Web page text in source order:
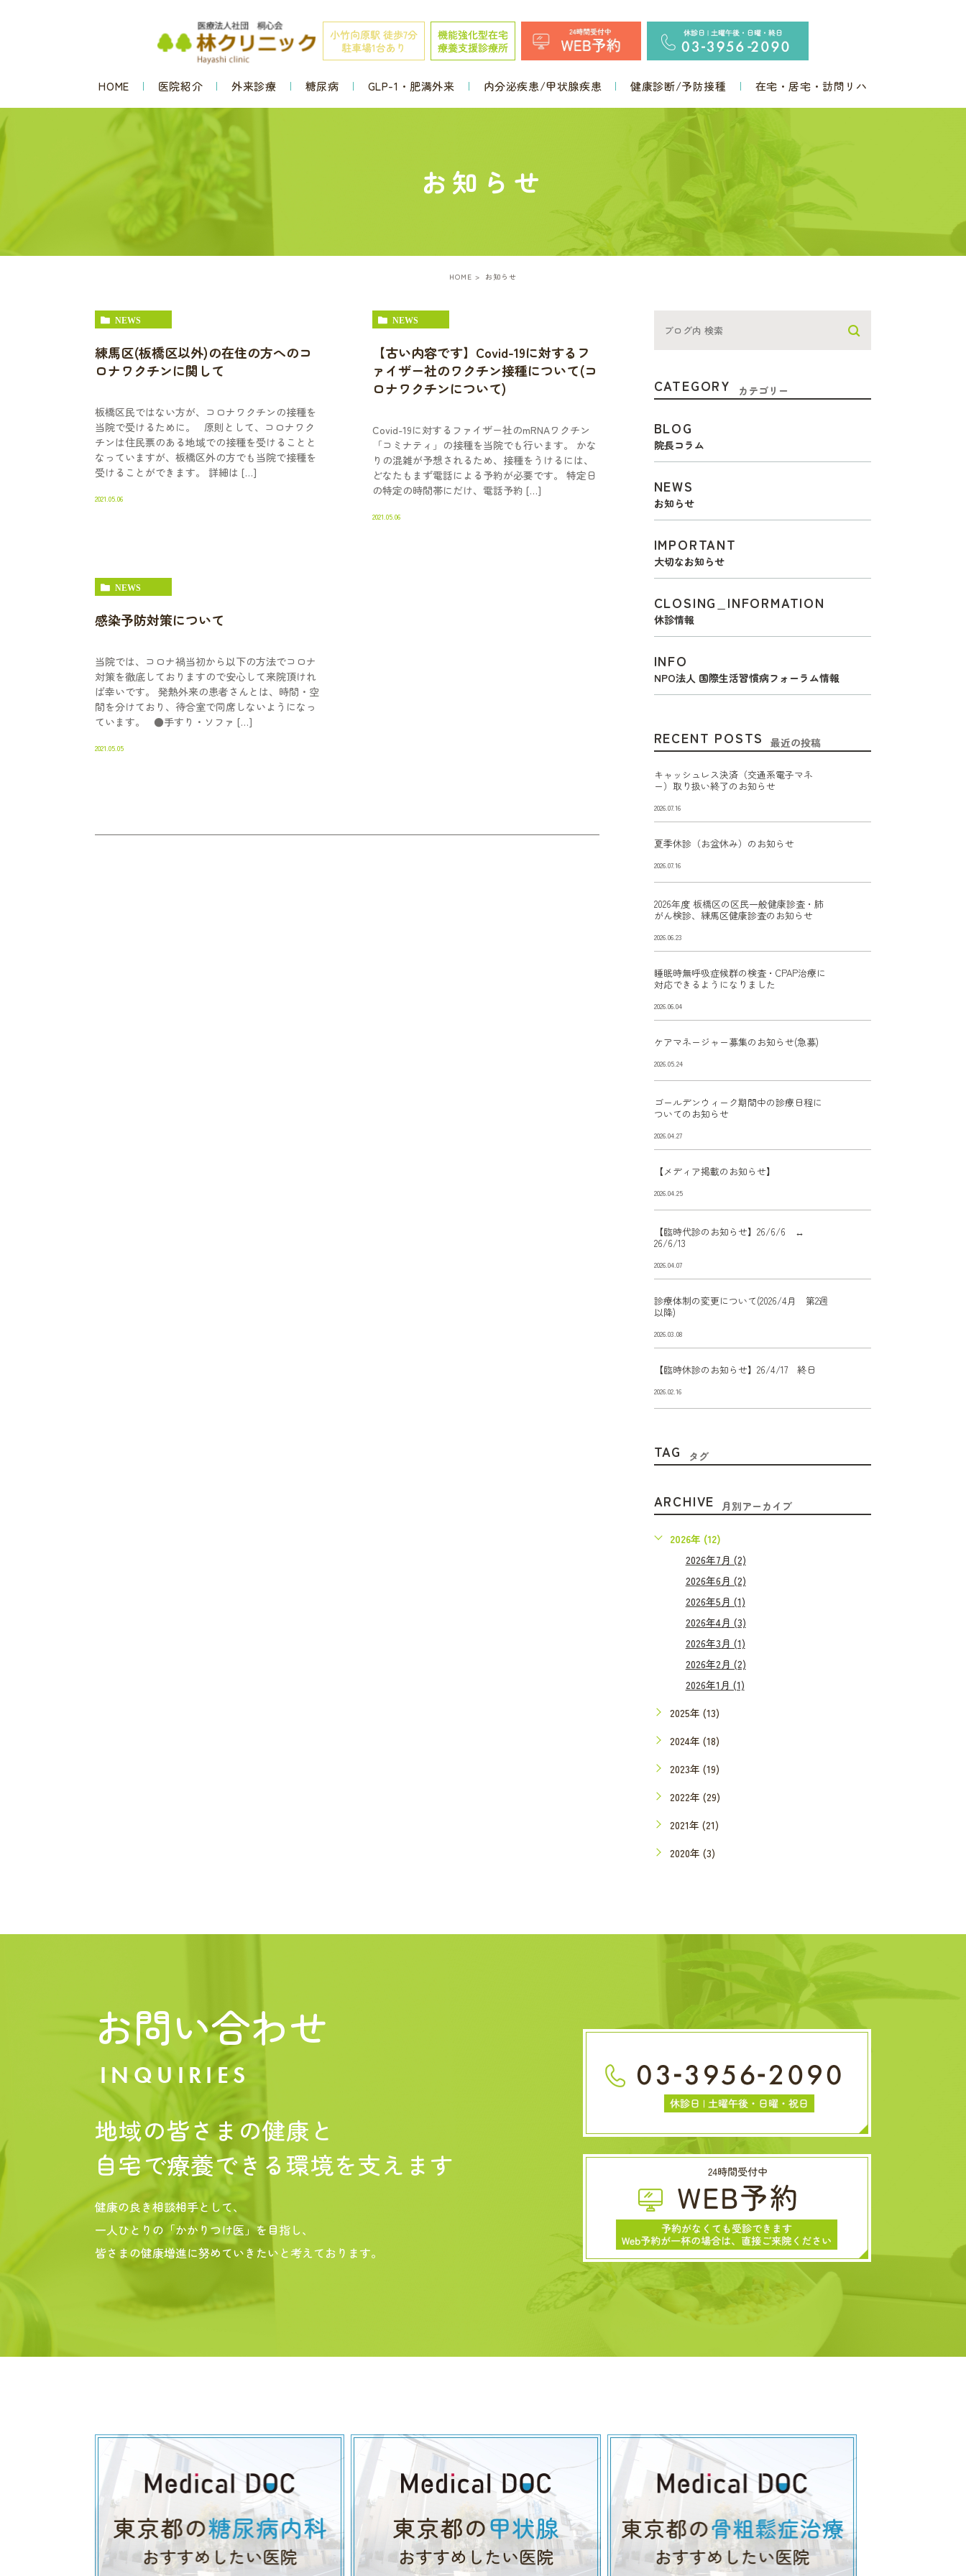
HOME 医院紹介 外来診療 糖尿病 GLP-1・肥満外来 内分泌疾患/甲状腺疾患 健康診断/予防接種 在宅・居宅・訪問リハ
お知らせ
HOME お知らせ
NEWS
練馬区(板橋区以外)の在住の方へのコ
ロナワクチンに関して
板橋区民ではない方が、コロナワクチンの接種を
当院で受けるために。 原則として、コロナワク
チンは住民票のある地域での接種を受けることと
なっていますが、板橋区外の方でも当院で接種を
受けることができます。 詳細は […]
2021.05.06
NEWS
【古い内容です】Covid-19に対するフ
ァイザー社のワクチン接種について(コ
ロナワクチンについて)
Covid-19に対するファイザー社のmRNAワクチン
「コミナティ」の接種を当院でも行います。 かな
りの混雑が予想されるため、接種をうけるには、
どなたもまず電話による予約が必要です。 特定日
の特定の時間帯にだけ、電話予約 […]
2021.05.06
NEWS
感染予防対策について
当院では、コロナ禍当初から以下の方法でコロナ
対策を徹底しておりますので安心して来院頂けれ
ば幸いです。 発熱外来の患者さんとは、時間・空
間を分けており、待合室で同席しないようになっ
ています。 ●手すり・ソファ […]
2021.05.05
CATEGORY カテゴリー
BLOG
院長コラム
NEWS
お知らせ
IMPORTANT
大切なお知らせ
CLOSING_INFORMATION
休診情報
INFO
NPO法人 国際生活習慣病フォーラム情報
RECENT POSTS 最近の投稿
キャッシュレス決済（交通系電子マネ
ー）取り扱い終了のお知らせ
2026.07.16
夏季休診（お盆休み）のお知らせ
2026.07.16
2026年度 板橋区の区民一般健康診査・肺
がん検診、練馬区健康診査のお知らせ
2026.06.23
睡眠時無呼吸症候群の検査・CPAP治療に
対応できるようになりました
2026.06.04
ケアマネージャー募集のお知らせ(急募)
2026.05.24
ゴールデンウィーク期間中の診療日程に
ついてのお知らせ
2026.04.27
【メディア掲載のお知らせ】
2026.04.25
【臨時代診のお知らせ】26/6/6 ↔
26/6/13
2026.04.07
診療体制の変更について(2026/4月 第2週
以降)
2026.03.08
【臨時休診のお知らせ】26/4/17 終日
2026.02.16
TAG タグ
ARCHIVE 月別アーカイブ
2026年 (12)
2026年7月 (2)
2026年6月 (2)
2026年5月 (1)
2026年4月 (3)
2026年3月 (1)
2026年2月 (2)
2026年1月 (1)
2025年 (13)
2024年 (18)
2023年 (19)
2022年 (29)
2021年 (21)
2020年 (3)
お問い合わせ
INQUIRIES
地域の皆さまの健康と
自宅で療養できる環境を支えます
健康の良き相談相手として、
一人ひとりの「かかりつけ医」を目指し、
皆さまの健康増進に努めていきたいと考えております。